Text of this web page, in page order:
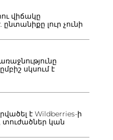
վիճակը
լուր չունի
սկսում է
է Wildberries-ի
կան